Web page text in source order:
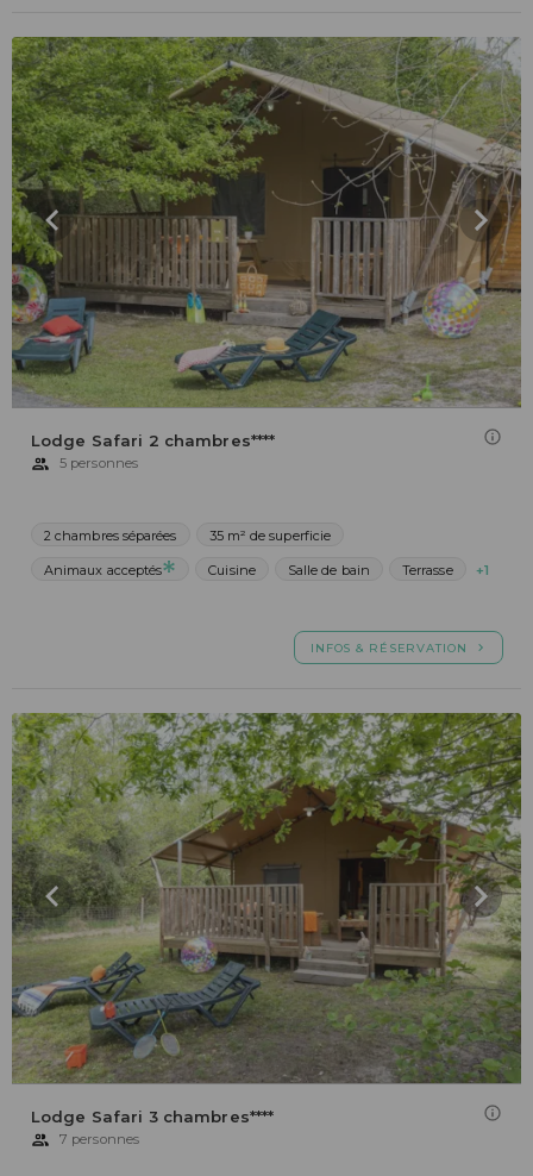
Lodge Safari 2 chambres****
5 personnes
2 chambres séparées 35 m² de superficie
Animaux acceptés Cuisine Salle de bain Terrasse +1
INFOS & RÉSERVATION
Lodge Safari 3 chambres****
7 personnes